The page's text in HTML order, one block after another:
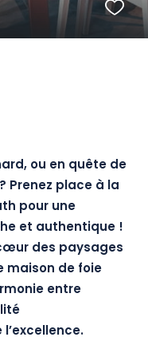
ou en quête de
Prenez place à la
pour une
et authentique !
des paysages
maison de foie
entre